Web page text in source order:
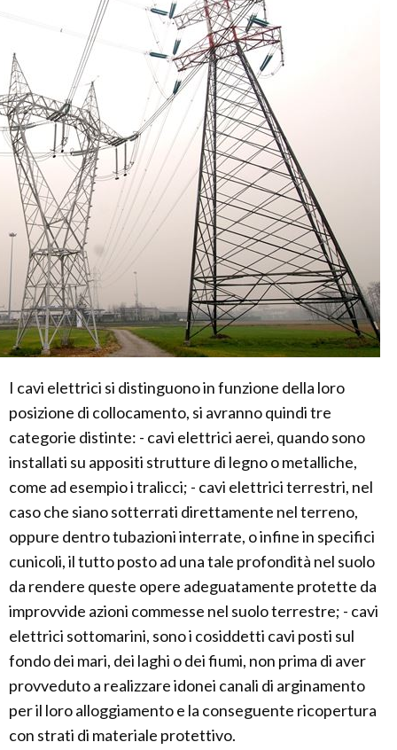
I cavi elettrici si distinguono in funzione della loro
posizione di collocamento, si avranno quindi tre
categorie distinte: - cavi elettrici aerei, quando sono
installati su appositi strutture di legno o metalliche,
come ad esempio i tralicci; - cavi elettrici terrestri, nel
caso che siano sotterrati direttamente nel terreno,
oppure dentro tubazioni interrate, o infine in specifici
cunicoli, il tutto posto ad una tale profondità nel suolo
da rendere queste opere adeguatamente protette da
improvvide azioni commesse nel suolo terrestre; - cavi
elettrici sottomarini, sono i cosiddetti cavi posti sul
fondo dei mari, dei laghi o dei fiumi, non prima di aver
provveduto a realizzare idonei canali di arginamento
per il loro alloggiamento e la conseguente ricopertura
con strati di materiale protettivo.